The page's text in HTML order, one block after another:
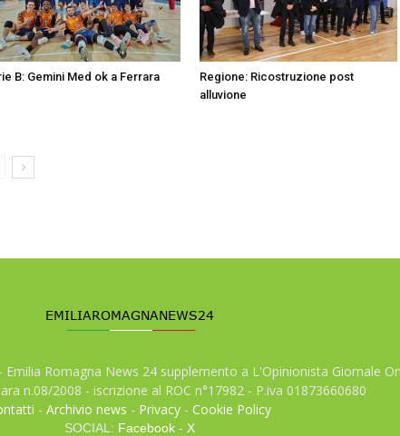
B: Gemini Med ok a Ferrara
Regione: Ricostruzione post
alluvione
Romagna News 24 supplemento a L'Opinionista Giornale
n.08/2008 - iscrizione al ROC n°17982 - P.iva 01873660680
-Archivio news - Privacy -Cookie Policy
SOCIAL: Facebook- X